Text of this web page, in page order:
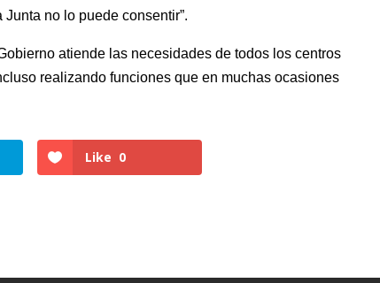
no lo puede consentir”.
atiende las necesidades de todos los centros
realizando funciones que en muchas ocasiones
Like 0